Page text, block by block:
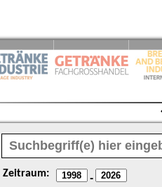
Zeitraum: -